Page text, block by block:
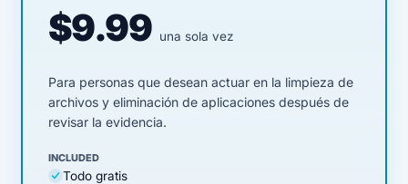
$9.99 una sola vez
Para personas que desean actuar en la limpieza de
archivos y eliminación de aplicaciones después de
revisar la evidencia.
INCLUDED
Todo gratis